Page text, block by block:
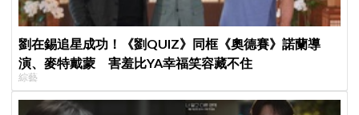
劉在錫追星成功！《劉QUIZ》同框《奧德賽》諾蘭導
演、麥特戴蒙 害羞比YA幸福笑容藏不住
綜藝